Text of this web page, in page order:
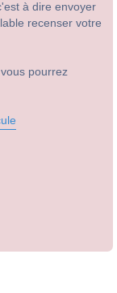
à dire envoyer
recenser votre
pourrez